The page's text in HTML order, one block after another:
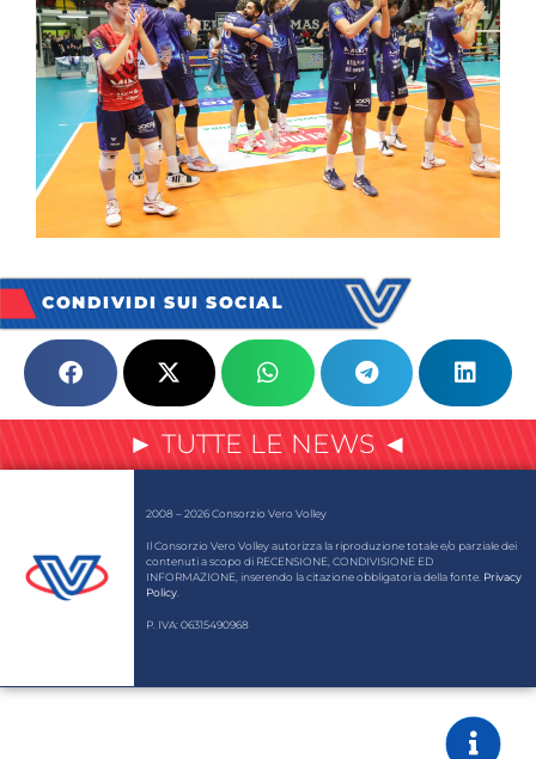
CONDIVIDI SUI SOCIAL
► TUTTE LE NEWS ◄
2008 – 2026 Consorzio Vero Volley
Il Consorzio Vero Volley autorizza la riproduzione totale e/o parziale dei
contenuti a scopo di RECENSIONE, CONDIVISIONE ED
INFORMAZIONE, inserendo la citazione obbligatoria della fonte. Privacy
Policy
P. IVA: 06315490968